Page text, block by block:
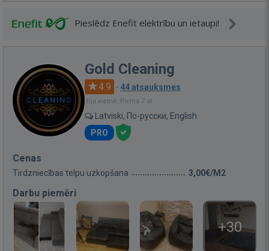
Pieslēdz Enefit elektrību un ietaupi!
Gold Cleaning
4.9 · 44 atsauksmes
Bija vietnē: Pirms 7 st.
Latviski, По-русски, English
PRO
Cenas
Tirdzniecības telpu uzkopšana 3,00€/M2
Darbu piemēri
+30